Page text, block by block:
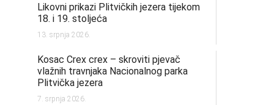
Likovni prikazi Plitvičkih jezera tijekom
18. i 19. stoljeća
13. srpnja 2026.
Kosac Crex crex – skroviti pjevač
vlažnih travnjaka Nacionalnog parka
Plitvička jezera
7. srpnja 2026.